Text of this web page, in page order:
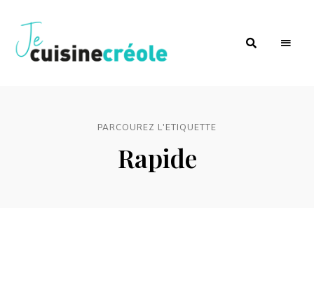
PARCOUREZ L'ETIQUETTE
Rapide